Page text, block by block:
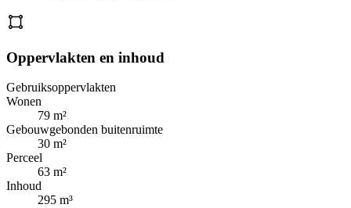
Oppervlakten en inhoud
Gebruiksoppervlakten
Wonen
79 m²
Gebouwgebonden buitenruimte
30 m²
Perceel
63 m²
Inhoud
295 m³